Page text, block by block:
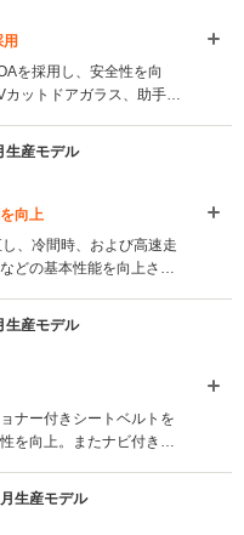
を採用し、安全性を向
ットドアガラス、助手席
バーに対応した装備を充
生産モデル
向上
、冷間時、および高速走
どの基本性能を向上させ
の後席左側に読書灯を設
生産モデル
ナー付きシートベルトを
を向上。またナビ付きワ
ドに応じて新設定するな
生産モデル